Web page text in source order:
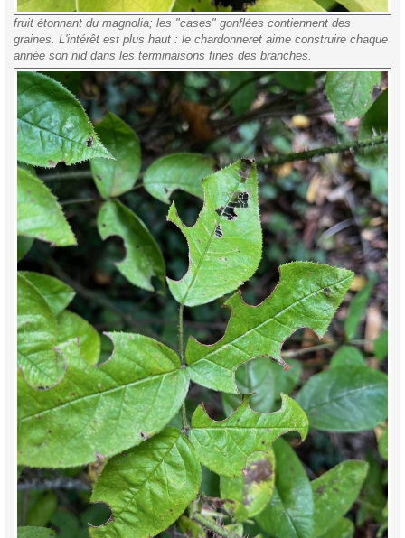
fruit étonnant du magnolia; les "cases" gonflées contiennent des
graines. L'intérêt est plus haut : le chardonneret aime construire chaque
année son nid dans les terminaisons fines des branches.